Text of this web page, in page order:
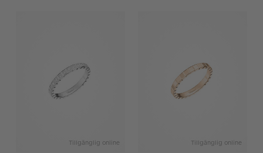
Tillgänglig online Tillgänglig online